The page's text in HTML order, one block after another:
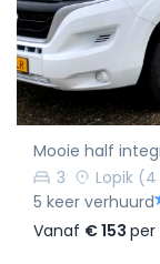
Mooie half
3
Lopik (4
5 keer verhuurd
Vanaf € 153 per